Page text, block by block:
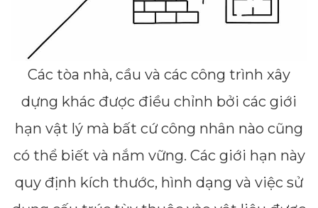
Các tòa nhà, cầu và các công trình xây
dựng khác được điều chỉnh bởi các giới
hạn vật lý mà bất cứ công nhân nào cũng
có thể biết và nắm vững. Các giới hạn này
quy định kích thước, hình dạng và việc sử